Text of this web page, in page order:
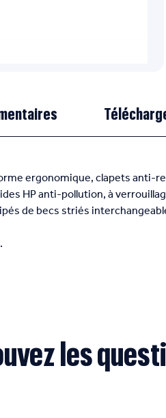
ergonomique, clapets anti-
HP anti-pollution, à
de becs striés
les